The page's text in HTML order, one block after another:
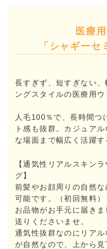
医療
「シャギー
長すぎず、短すぎない
ングスタイルの医療用ウ
人毛100％で、長時間つ
ト感も抜群。カジュア
な場面まで幅広く活躍す
【通気性リアルスキン
グ】
前髪やお顔周りの自然
可能です。（初回無料）
お品物がお手元に届き
送りくださいませ。
通気性抜群なのにリア
が自然なので、上から